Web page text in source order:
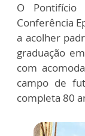
O Pontifício
Conferência
a acolher
graduação
com
campo de
completa 80